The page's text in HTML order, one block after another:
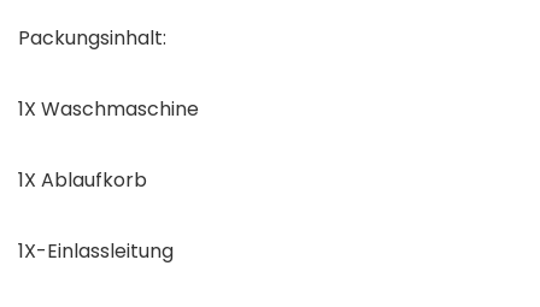
Packungsinhalt:
1X Waschmaschine
1X Ablaufkorb
1X-Einlassleitung